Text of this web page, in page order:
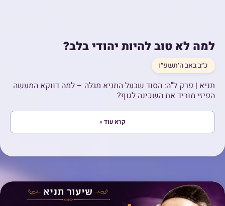
למה לא טוב להיות יהודי בלב?
כ״ב באב ה׳תשפ״ו
תניא | פרק ל"ה: הסוד שבעל התניא מגלה – למה דווקא המעשה
הפיזי מוריד את השכינה לגוף?
קרא עוד »